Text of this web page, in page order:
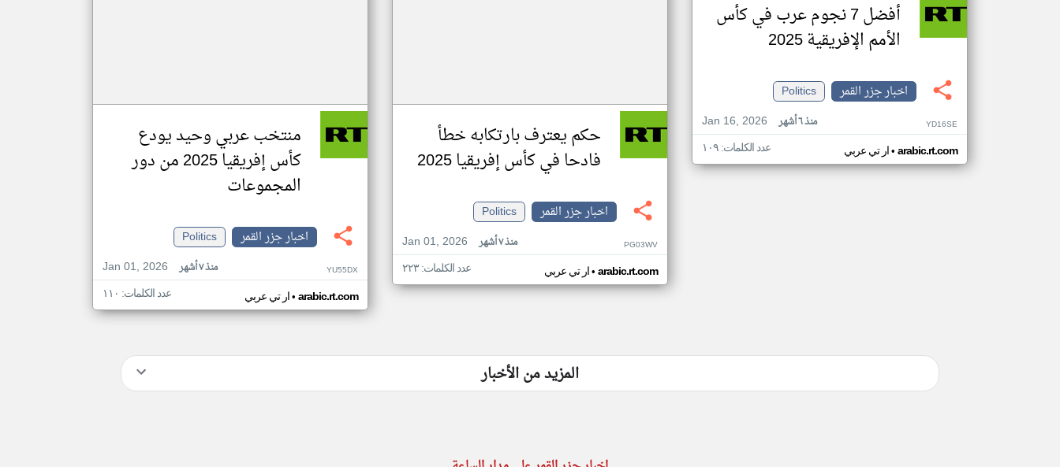
أفضل 7 نجوم عرب في كأس
الأمم الإفريقية 2025
اخبار جزر القمر
Politics
Jan 16, 2026
منذ ٦ أشهر YD16SE
ار تي عربي• arabic.rt.com عدد الكلمات: ١٠٩
حكم يعترف بارتكابه خطأ
فادحا في كأس إفريقيا 2025
اخبار جزر القمر
Politics
Jan 01, 2026
منذ ٧ أشهر PG03WV
ار تي عربي• arabic.rt.com عدد الكلمات: ٢٢٣
منتخب عربي وحيد يودع
كأس إفريقيا 2025 من دور
المجموعات
اخبار جزر القمر
Politics
Jan 01, 2026
منذ ٧ أشهر YU55DX
ار تي عربي• arabic.rt.com عدد الكلمات: ١١٠
المزيد من الأخبار